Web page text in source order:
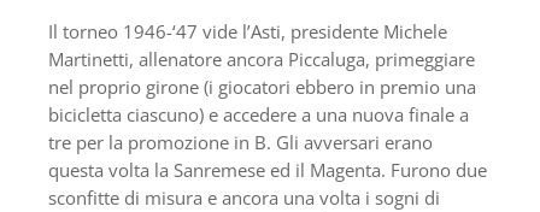
Il torneo 1946-‘47 vide l’Asti, presidente Michele
Martinetti, allenatore ancora Piccaluga, primeggiare
nel proprio girone (i giocatori ebbero in premio una
bicicletta ciascuno) e accedere a una nuova finale a
tre per la promozione in B. Gli avversari erano
questa volta la Sanremese ed il Magenta. Furono due
sconfitte di misura e ancora una volta i sogni di